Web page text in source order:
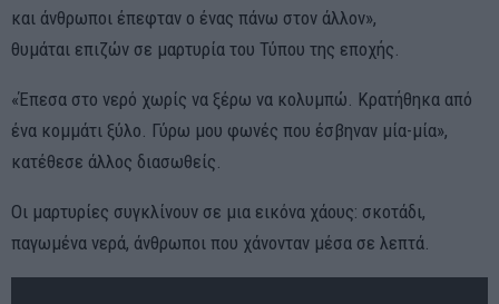
και άνθρωποι έπεφταν ο ένας πάνω στον άλλον»,
θυμάται επιζών σε μαρτυρία του Τύπου της εποχής.
«Έπεσα στο νερό χωρίς να ξέρω να κολυμπώ. Κρατήθηκα από
ένα κομμάτι ξύλο. Γύρω μου φωνές που έσβηναν μία-μία»,
κατέθεσε άλλος διασωθείς.
Οι μαρτυρίες συγκλίνουν σε μια εικόνα χάους: σκοτάδι,
παγωμένα νερά, άνθρωποι που χάνονταν μέσα σε λεπτά.